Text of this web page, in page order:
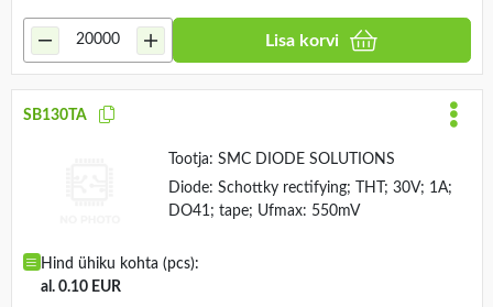
Lisa korvi
SB130TA
Tootja: SMC DIODE SOLUTIONS
Diode: Schottky rectifying; THT; 30V; 1A;
DO41; tape; Ufmax: 550mV
Hind ühiku kohta (pcs):
al. 0.10 EUR